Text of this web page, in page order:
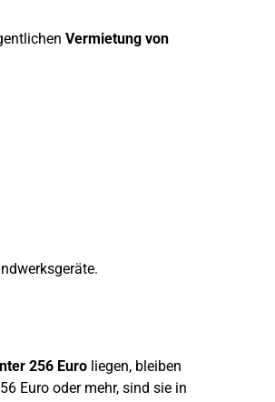
Vermietung von
256 Euroliegen, bleiben
Euro oder mehr, sind sie in